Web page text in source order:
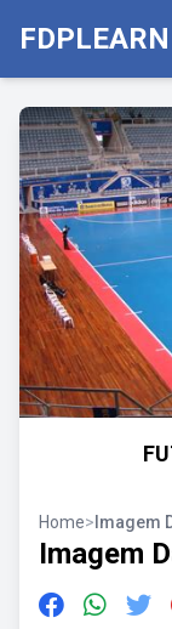
FDPLEARN
Home> Imagem
Imagem